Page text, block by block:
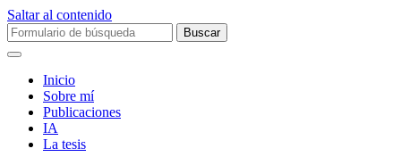
Saltar al contenido
Buscar:
Inicio
Sobre mí­
Publicaciones
IA
La tesis